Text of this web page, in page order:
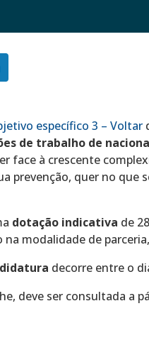
específico 3 – Voltar
de trabalho de
face à crescente
prevenção, quer no
dotação indicativa de
na modalidade de
decorre entre o
deve ser consultada a